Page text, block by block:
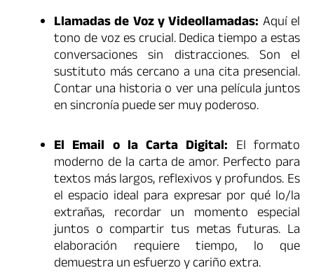
Llamadas de Voz y Videollamadas: Aquí el
tono de voz es crucial. Dedica tiempo a estas
conversaciones sin distracciones. Son el
sustituto más cercano a una cita presencial.
Contar una historia o ver una película juntos
en sincronía puede ser muy poderoso.
El Email o la Carta Digital: El formato
moderno de la carta de amor. Perfecto para
textos más largos, reflexivos y profundos. Es
el espacio ideal para expresar por qué lo/la
extrañas, recordar un momento especial
juntos o compartir tus metas futuras. La
elaboración requiere tiempo, lo que
demuestra un esfuerzo y cariño extra.